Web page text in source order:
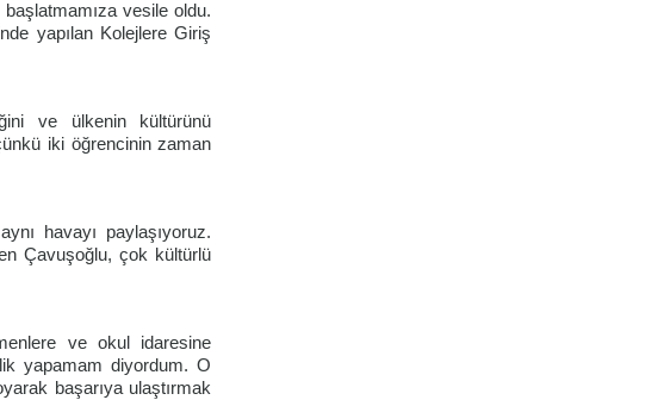
vesile oldu.
yapılan Kolejlere Giriş
ve ülkenin kültürünü
iki öğrencinin zaman
havayı paylaşıyoruz.
Çavuşoğlu, çok kültürlü
ve okul idaresine
yapamam diyordum. O
başarıya ulaştırmak